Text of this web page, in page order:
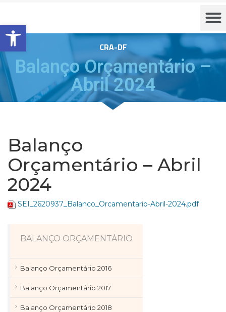
Barra de Ferramentas Aberta
CRA-DF
Balanço Orçamentário –
Abril 2024
Balanço
Orçamentário – Abril
2024
SEI_2620937_Balanco_Orcamentario-Abril-2024.pdf
BALANÇO ORÇAMENTÁRIO
Balanço Orçamentário 2016
Balanço Orçamentário 2017
Balanço Orçamentário 2018